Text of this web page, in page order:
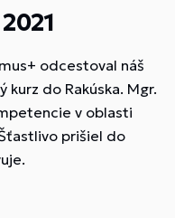
odcestoval náš
do Rakúska. Mgr.
v oblasti
prišiel do